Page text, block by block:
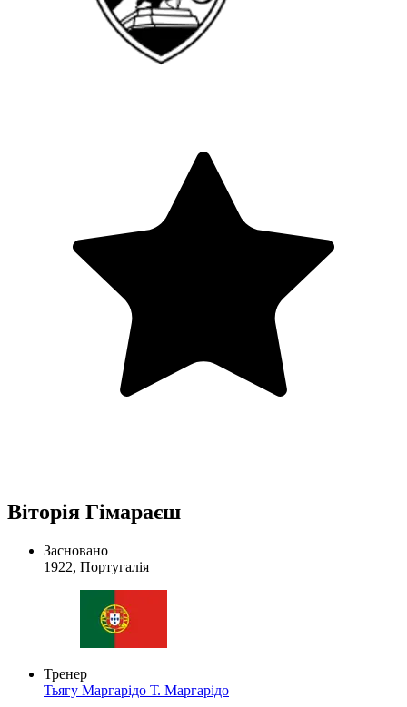
Віторія Гімараєш
Засновано
1922, Португалія
Тренер
Тьягу Маргарідо Т. Маргарідо